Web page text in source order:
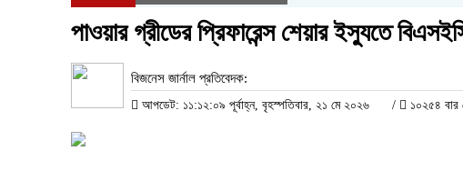
পাওয়ার গ্রীডের প্রিফারেন্স শেয়ার ইস্যুতে
বিজনেস জার্নাল প্রতিবেদক:
আপডেট: ১১:১২:০৯ পূর্বাহ্ন, বৃহস্পতিবার, ২১ মে ২০২৬ / ১০২৫৪ বার